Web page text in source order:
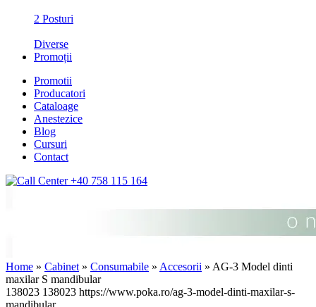
2 Posturi
Diverse
Promoții
Promotii
Producatori
Cataloage
Anestezice
Blog
Cursuri
Contact
+40 758 115 164
Home » Cabinet » Consumabile » Accesorii » AG-3 Model dinti
maxilar S mandibular
138023 138023 https://www.poka.ro/ag-3-model-dinti-maxilar-s-
mandibular